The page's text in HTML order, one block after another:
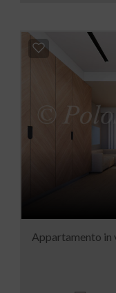
Appartamento in